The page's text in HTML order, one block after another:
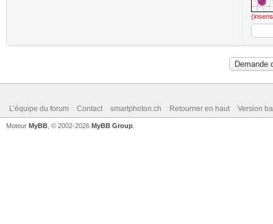
L’équipe du forum Contact smartphoton.ch Retourner en haut Version
Moteur MyBB , © 2002-2026 MyBB Group